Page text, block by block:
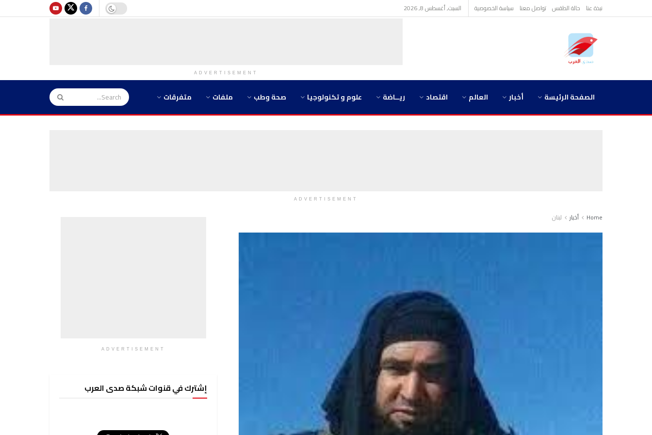
نبذة عنا حالة الطقس تواصل معنا سياسة الخصوصية السبت, أغسطس 8, 2026
ADVERTISEMENT
الصفحة الرئيسة أخبار العالم اقتصاد ريــاضة علوم و تكنولوجيا صحة وطب ملفات متفرقات
ADVERTISEMENT
Home أخبار لبنان
ADVERTISEMENT
إشترك في قنوات شبكة صدى العرب